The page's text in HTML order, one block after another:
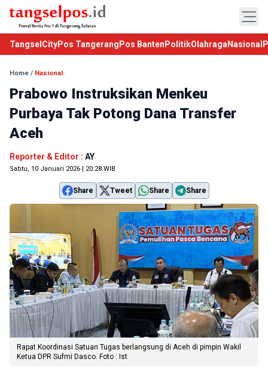
TangselCityPos Tangerang Pos Banten PolitikOlahraga Nasional
Home / Nasional
Prabowo Instruksikan Menkeu
Purbaya Tak Potong Dana Transfer
Aceh
Reporter & Editor : AY
Sabtu, 10 Januari 2026 | 20:28 WIB
Share Tweet Share Share
Rapat Koordinasi Satuan Tugas berlangsung di Aceh di pimpin Wakil
Ketua DPR Sufmi Dasco. Foto : Ist